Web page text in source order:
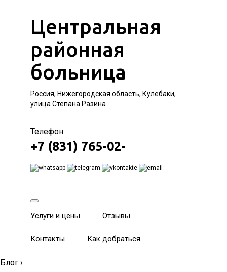
Центральная
районная
больница
Россия, Нижегородская область, Кулебаки,
улица Степана Разина
Телефон:
+7 (831) 765-02-
Услуги и цены Отзывы
Контакты Как добраться
Блог ›